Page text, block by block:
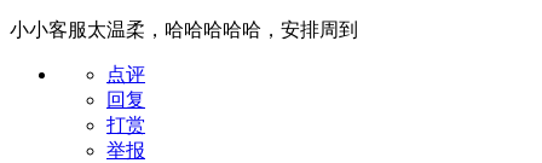
小小客服太温柔，哈哈哈哈哈，安排周到
点评
回复
打赏
举报